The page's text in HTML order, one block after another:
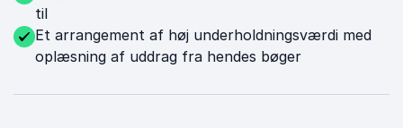
til
Et arrangement af høj underholdningsværdi med
oplæsning af uddrag fra hendes bøger